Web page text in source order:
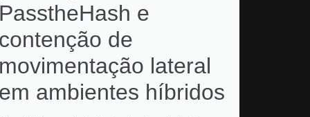
PasstheHash e
contenção de
movimentação lateral
em ambientes híbridos